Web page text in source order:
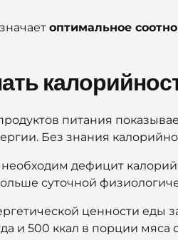
оптимальное
питания
Без знания
дефицит
суточной
ценности еды
и 500 ккал в порции мяса